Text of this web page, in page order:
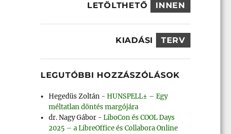
LETÖLTHETŐ INNEN
KIADÁSI TERV
LEGUTÓBBI HOZZÁSZÓLÁSOK
Hegedüs Zoltán -HUNSPELL± – Egy
méltatlan döntés margójára
dr. Nagy Gábor -LiboCon és COOL Days
2025 – a LibreOffice és Collabora Online